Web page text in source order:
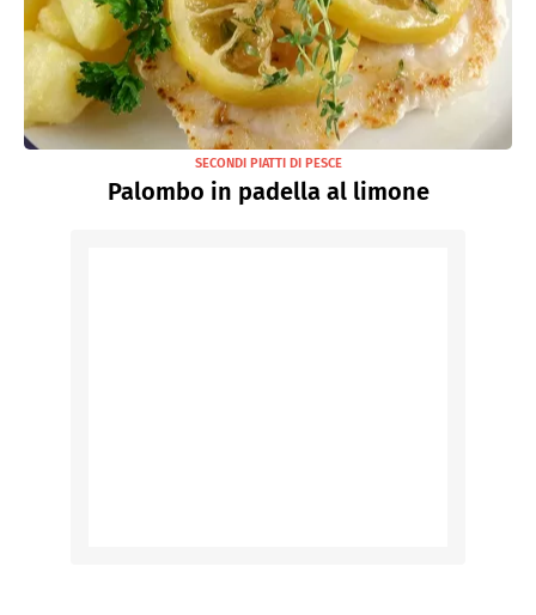
SECONDI PIATTI DI PESCE
Palombo in padella al limone